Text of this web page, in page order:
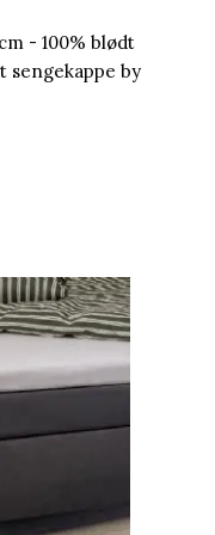
- 100% blødt
sengekappe by